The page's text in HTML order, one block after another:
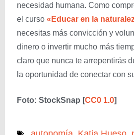
necesidad humana. Como
el curso «Educar en la
necesitas más convicción y
dinero o invertir mucho más
claro que nunca te arrepentirás
la oportunidad de conectar con
Foto: StockSnap [CC0 1.0]